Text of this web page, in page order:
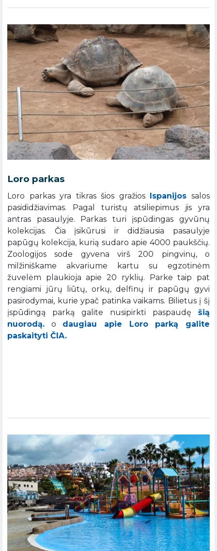
Loro parkas
Loro parkas yra tikras šios gražios Ispanijos salos
pasididžiavimas. Pagal turistų atsiliepimus jis yra
antras pasaulyje. Parkas turi įspūdingas gyvūnų
kolekcijas. Čia įsikūrusi ir didžiausia pasaulyje
papūgų kolekcija, kurią sudaro apie 4000 paukščių.
Zoologijos sode gyvena virš 200 pingvinų, o
milžiniškame akvariume kartu su egzotinėm
žuvelėm plaukioja apie 20 ryklių. Parke taip pat
rengiami jūrų liūtų, orkų, delfinų ir papūgų gyvi
pasirodymai, kurie ypač patinka vaikams. Bilietus į šį
įspūdingą parką galite nusipirkti paspaudę šią
nuorodą. o daugiau apie Loro parką galite
paskaityti ČIA.